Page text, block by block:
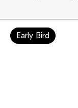
Early Bird